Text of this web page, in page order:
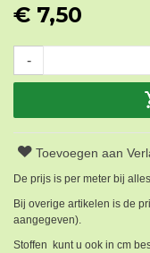
€ 7,50
-
Toevoegen aan
De prijs is per meter bij
Bij overige artikelen is de
aangegeven).
Stoffen kunt u ook in cm